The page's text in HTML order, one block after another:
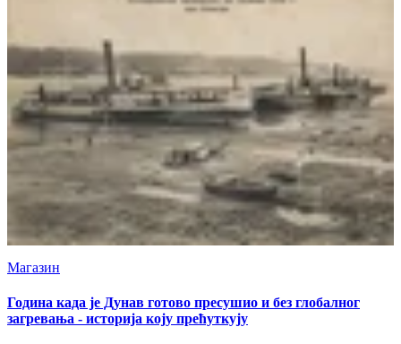
Магазин
Година када је Дунав готово пресушио и без глобалног
загревања - историја коју прећуткују